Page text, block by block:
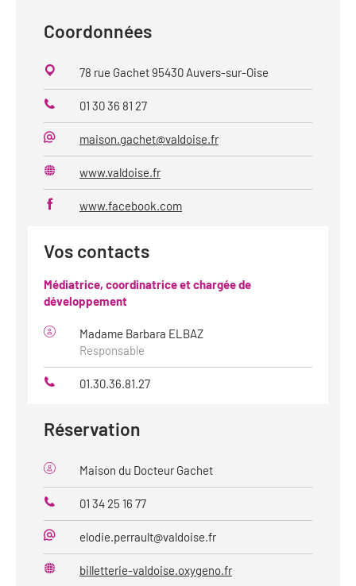
Coordonnées
78 rue Gachet 95430 Auvers-sur-Oise
Téléphone
01 30 36 81 27
Mail
maison.gachet@valdoise.fr
Site
web
www.valdoise.fr
www.facebook.com
Vos contacts
Médiatrice, coordinatrice et chargée de
développement
Madame Barbara ELBAZ
Responsable
01.30.36.81.27
Réservation
Maison du Docteur Gachet
Téléphone
01 34 25 16 77
Mail
elodie.perrault@valdoise.fr
billetterie-valdoise.oxygeno.fr